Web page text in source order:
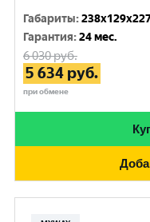
Габариты:
Гарантия:24 мес.
6 030руб.
5 634 руб.
при обмене